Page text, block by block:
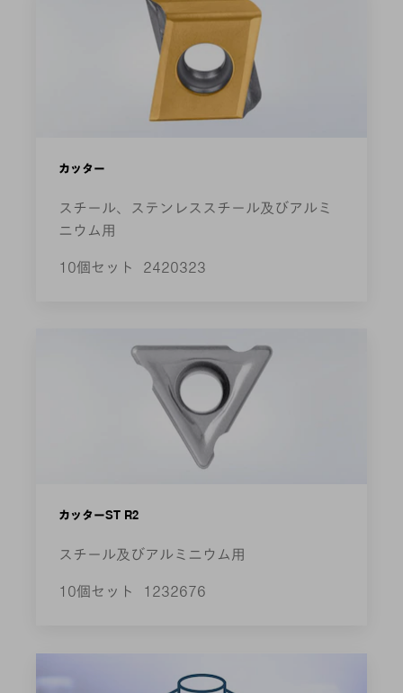
カッター
スチール、ステンレススチール及びアルミ
ニウム用
10個セット 2420323
カッターST R2
スチール及びアルミニウム用
10個セット 1232676